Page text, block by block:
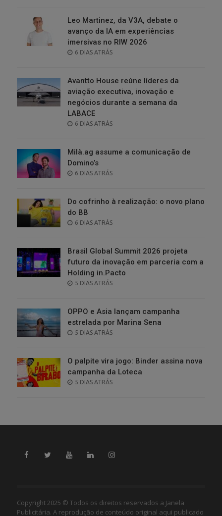
Leo Martinez, da V3A, debate o
avanço da IA em experiências
imersivas no RIW 2026
POSTED
6 DIAS ATRÁS
Avantto House reúne líderes da
aviação executiva, inovação e
negócios durante a semana da
LABACE
POSTED
6 DIAS ATRÁS
Milà.ag assume a comunicação de
Domino’s
POSTED
6 DIAS ATRÁS
Do cofrinho à realização: o novo plano
do BB
POSTED
6 DIAS ATRÁS
Brasil Global Summit 2026 projeta
futuro da inovação em parceria com a
Holding in.Pacto
POSTED
5 DIAS ATRÁS
OPPO e Asia lançam campanha
estrelada por Marina Sena
POSTED
5 DIAS ATRÁS
O palpite vira jogo: Binder assina nova
campanha da Loteca
POSTED
5 DIAS ATRÁS
Copyright 2025 © Todos os direitos reservados a Janela
Publicitária. A reprodução de conteúdo original aqui publicado